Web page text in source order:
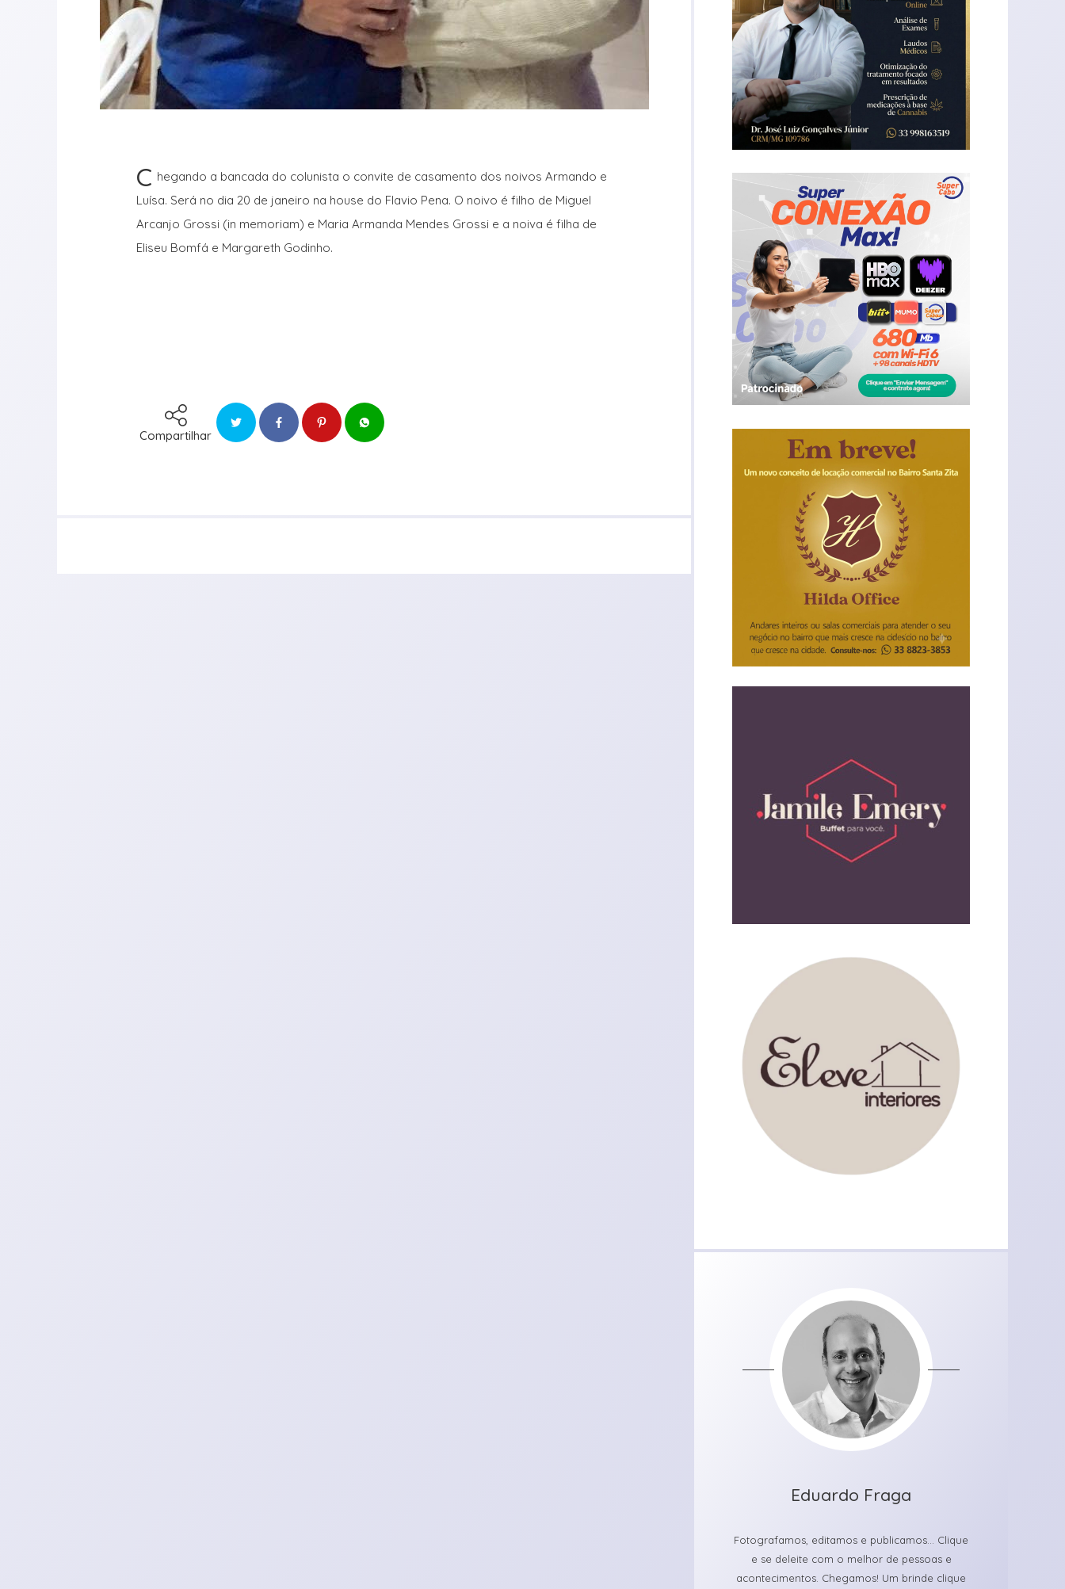
C hegando a bancada do colunista o convite de casamento dos noivos Armando e
Luísa. Será no dia 20 de janeiro na house do Flavio Pena. O noivo é filho de Miguel
Arcanjo Grossi (in memoriam) e Maria Armanda Mendes Grossi e a noiva é filha de
Eliseu Bomfá e Margareth Godinho.
Compartilhar
Eduardo Fraga
Fotografamos, editamos e publicamos... Clique
e se deleite com o melhor de pessoas e
acontecimentos. Chegamos! Um brinde clique